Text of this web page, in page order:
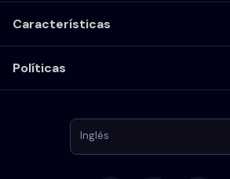
Características
Políticas
Inglés